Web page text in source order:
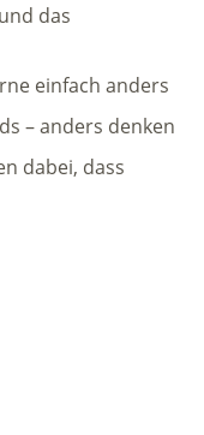
das
einfach anders
– anders denken
dabei, dass